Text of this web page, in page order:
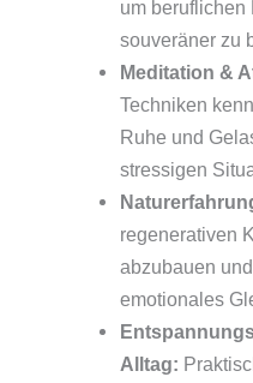
um beruflichen
souveräner zu
Meditation &
Techniken
Ruhe und
stressigen
regenerativen
abzubauen
emotionales
Alltag: